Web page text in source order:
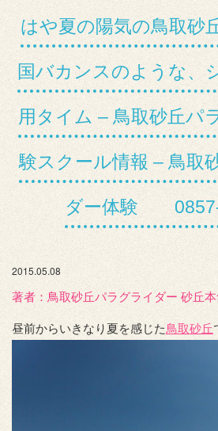
はや夏の陽気の鳥取砂
国バカンスのような、
用タイム – 鳥取砂丘パ
験スクール情報 – 鳥取
ダー体験 0857-
2015.05.08
著者：️鳥取砂丘パラグライダー 砂丘
昼前からいきなり夏を感じた鳥取砂丘